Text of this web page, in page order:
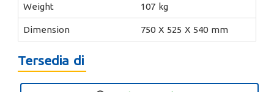
Weight 107 kg
Dimension 750 X 525 X 540 mm
Tersedia di